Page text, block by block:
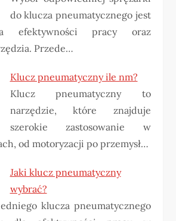
do klucza pneumatycznego jest
efektywności pracy oraz
Przede…
Klucz pneumatyczny ile nm?
Klucz pneumatyczny to
narzędzie, które znajduje
szerokie zastosowanie w
od motoryzacji po przemysł…
Jaki klucz pneumatyczny
wybrać?
klucza pneumatycznego